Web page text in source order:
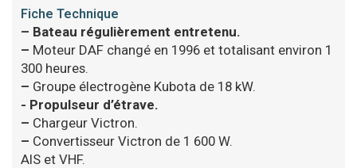
Fiche Technique
– Bateau régulièrement entretenu.
– Moteur DAF changé en 1996 et totalisant environ 1
300 heures.
– Groupe électrogène Kubota de 18 kW.
- Propulseur d’étrave.
– Chargeur Victron.
– Convertisseur Victron de 1 600 W.
AIS et VHF.